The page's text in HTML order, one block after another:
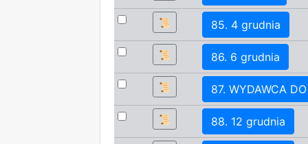
📜 85. 4 grudnia
📜 86. 6 grudnia
📜 87. WYDAWCA
📜 88. 12 grudnia